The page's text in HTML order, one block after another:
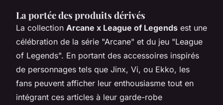
La portée des produits dérivés
La collection Arcane x League of Legends est une
célébration de la série "Arcane" et du jeu "League
of Legends". En portant des accessoires inspirés
de personnages tels que Jinx, Vi, ou Ekko, les
fans peuvent afficher leur enthousiasme tout en
intégrant ces articles à leur garde-robe